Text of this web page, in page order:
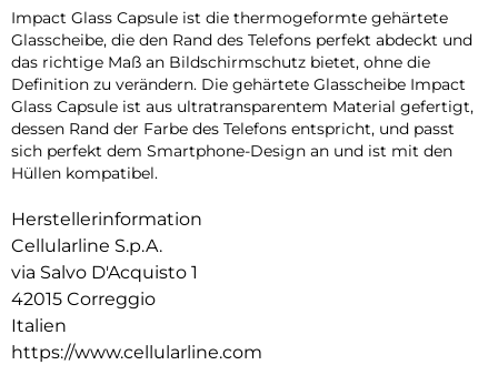
Impact Glass Capsule ist die thermogeformte gehärtete
Glasscheibe, die den Rand des Telefons perfekt abdeckt und
das richtige Maß an Bildschirmschutz bietet, ohne die
Definition zu verändern. Die gehärtete Glasscheibe Impact
Glass Capsule ist aus ultratransparentem Material gefertigt,
dessen Rand der Farbe des Telefons entspricht, und passt
sich perfekt dem Smartphone-Design an und ist mit den
Hüllen kompatibel.
Herstellerinformation
Cellularline S.p.A.
via Salvo D'Acquisto 1
42015 Correggio
Italien
https://www.cellularline.com